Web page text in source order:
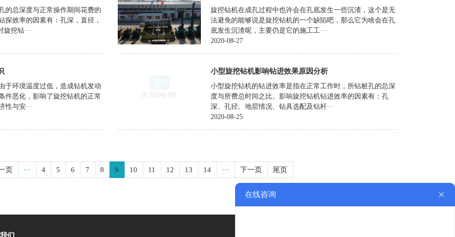
的总深度与正常操作期间花费的
探效率的因素有：孔深，直径，
挖钻···
旋挖钻机在成孔过程中也许会在孔底发生一些沉渣，这个是无
法避免的能够说是旋挖钻机的一个缺陷吧，那么它为啥会在孔
底发生沉渣呢，主要仍是它的施工工···
2020-08-27
于环境温度过低，造成钻机发动
件恶化，影响了旋挖钻机的正常
与安···
小型旋挖钻机影响钻进效果原因分析
小型旋挖钻机的钻进效率是指在正常工作时，所钻桩孔的总深
度与所费总时间之比。影响旋挖钻机钻进效率的因素有：孔
深、孔径、地层情况、钻具选配及钻杆···
2020-08-25
页 ··· 4 5 6 7 8 9 10 11 12 13 14 ··· 下一页 尾页